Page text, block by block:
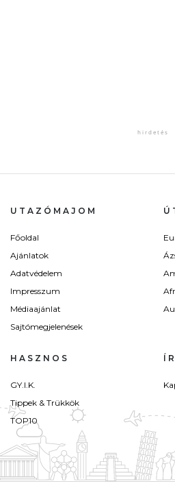
UTAZÓMAJOM
Főoldal
Ajánlatok
Adatvédelem
Impresszum
Médiaajánlat
Sajtómegjelenések
HASZNOS
GY.I.K.
Tippek & Trükkök
TOP10